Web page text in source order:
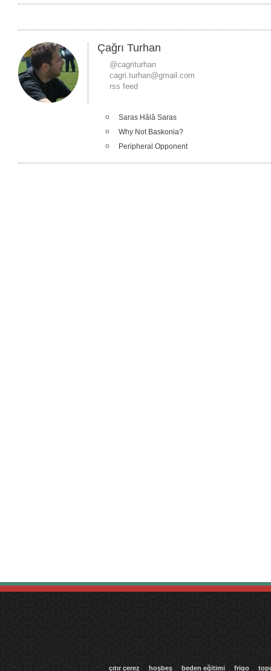
Çağrı Turhan
@cagriturhan
cagri.turhan@gmail.com
rss feed
Saras Hâlâ Saras
Why Not Baskonia?
Peripheral Opponent
çıtır çerez hoşbeş beden eğitimi frigo